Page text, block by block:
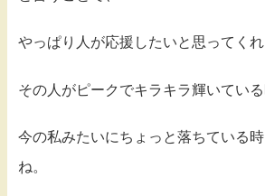
やっぱり人が応援したいと思ってくれ
その人がピークでキラキラ輝いている
今の私みたいにちょっと落ちている
ね。